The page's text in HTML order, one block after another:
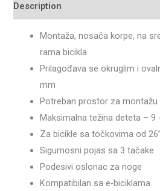
Description
Montaža, nosača korpe, na
rama bicikla
Prilagođava se okruglim i
mm
Potreban prostor za montažu
Maksimalna težina deteta – 9
Za bicikle sa točkovima od
Sigurnosni pojas sa 3 tačake
Podesivi oslonac za noge
Kompatibilan sa e-biciklama